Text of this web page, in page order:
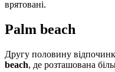
врятовані.
Palm beach
Другу половину
beach, де розташована